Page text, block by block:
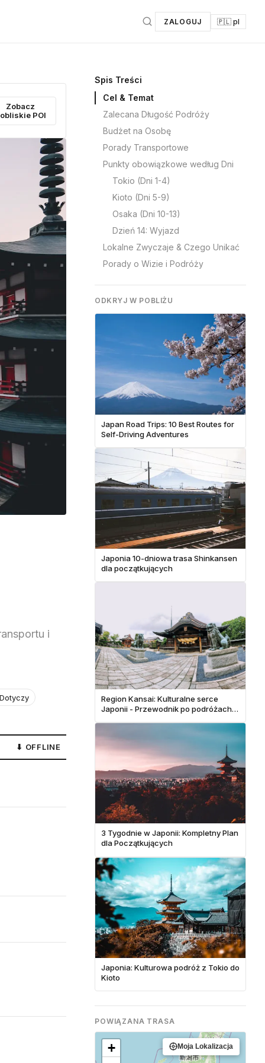
ZALOGUJ 🇵🇱 pl
Zobacz
POI
i
⬇ OFFLINE
Spis Treści
Cel & Temat
Zalecana Długość Podróży
Budżet na Osobę
Porady Transportowe
Punkty obowiązkowe według Dni
Tokio (Dni 1-4)
Kioto (Dni 5-9)
Osaka (Dni 10-13)
Dzień 14: Wyjazd
Lokalne Zwyczaje & Czego Unikać
Porady o Wizie i Podróży
ODKRYJ W POBLIŻU
Japan Road Trips: 10 Best Routes for
Self-Driving Adventures
Japonia 10-dniowa trasa Shinkansen
dla początkujących
Region Kansai: Kulturalne serce
Japonii - Przewodnik po podróżach
3 Tygodnie w Japonii: Kompletny Plan
dla Początkujących
Japonia: Kulturowa podróż z Tokio do
Kioto
POWIĄZANA TRASA
+
Moja Lokalizacja